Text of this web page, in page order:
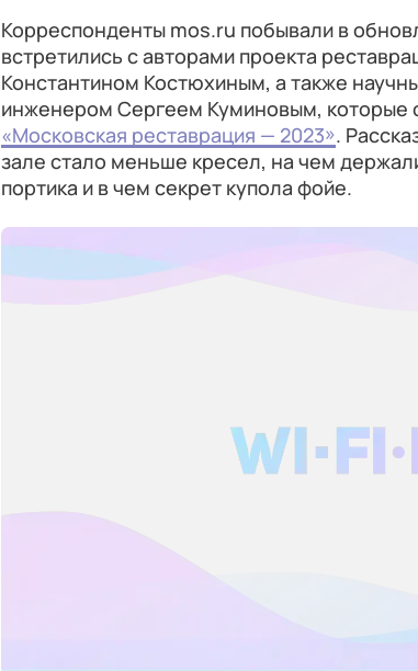
Корреспонденты mos.ru побывали в
встретились с авторами проекта
Константином Костюхиным, а также
инженером Сергеем Куминовым, которые
«Московская реставрация — 2023».
зале стало меньше кресел, на чем
портика и в чем секрет купола фойе.